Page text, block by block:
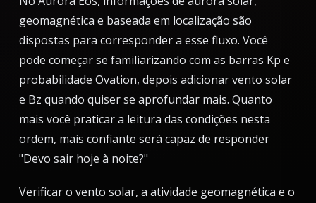
geomagnética e baseada em localização são
dispostas para corresponder a esse fluxo. Você
pode começar se familiarizando com as barras Kp e
probabilidade Ovation, depois adicionar vento solar
e Bz quando quiser se aprofundar mais. Quanto
mais você praticar a leitura das condições nesta
ordem, mais confiante será capaz de responder
"Devo sair hoje à noite?"
Verificar o vento solar, a atividade geomagnética e o